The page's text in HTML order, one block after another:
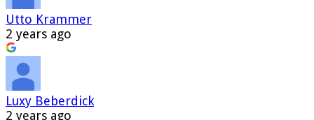
Utto Krammer
2 years ago
Luxy Beberdick
2 years ago